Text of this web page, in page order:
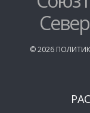
©2026